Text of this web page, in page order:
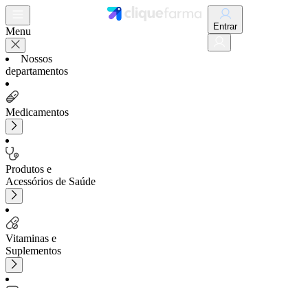
Menu
Nossos
departamentos
Medicamentos
Produtos e
Acessórios de Saúde
Vitaminas e
Suplementos
Entrar